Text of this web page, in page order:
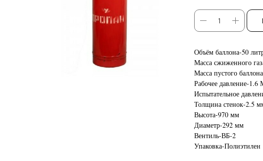
Объём баллона-50
Масса сжиженного
Масса пустого
Рабочее давление-1.6
Испытательное
Толщина стенок-2.5
Высота-970 мм
Диаметр-292 мм
Вентиль-ВБ-2
Упаковка-Полиэтилен